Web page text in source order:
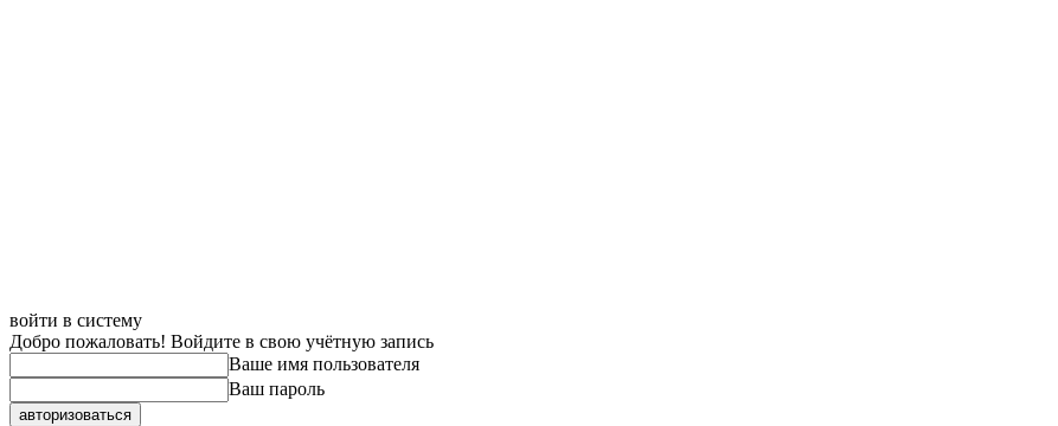
войти в систему
Добро пожаловать! Войдите в свою учётную запись
Ваше имя пользователя
Ваш пароль